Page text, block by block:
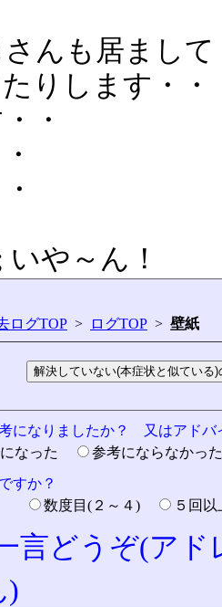
んも居まして
りします・・
・
や～ん！
ログTOP > ログTOP > 壁紙
になりましたか？ 又はアドバ
なった
参考にならなか
すか？
数度目(２～４) ５回
言どうぞ(ア
)